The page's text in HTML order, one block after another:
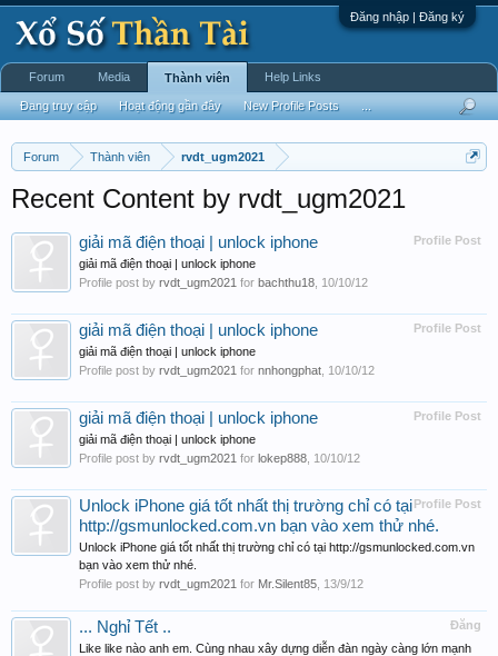
Đăng nhập | Đăng ký
Forum Thành viên rvdt_ugm2021
Recent Content by rvdt_ugm2021
Profile Post
giải mã điện thoại | unlock iphone
giải mã điện thoại | unlock iphone
Profile post by rvdt_ugm2021 for bachthu18 10/10/12
Profile Post
giải mã điện thoại | unlock iphone
giải mã điện thoại | unlock iphone
Profile post by rvdt_ugm2021 for nnhongphat 10/10/12
Profile Post
giải mã điện thoại | unlock iphone
giải mã điện thoại | unlock iphone
Profile post by rvdt_ugm2021 for lokep888 10/10/12
Profile Post
Unlock iPhone giá tốt nhất thị trường chỉ có tại
http://gsmunlocked.com.vn bạn vào xem thử nhé.
Unlock iPhone giá tốt nhất thị trường chỉ có tại http://gsmunlocked.com.vn
bạn vào xem thử nhé.
Profile post by rvdt_ugm2021 for Mr.Silent85 13/9/12
Đăng
... Nghỉ Tết ..
Like like nào anh em. Cùng nhau xây dựng diễn đàn ngày càng lớn mạnh
Forum Media Thành viên
Đang truy cập Hoạt động gần đây New Profile Posts
Help Links